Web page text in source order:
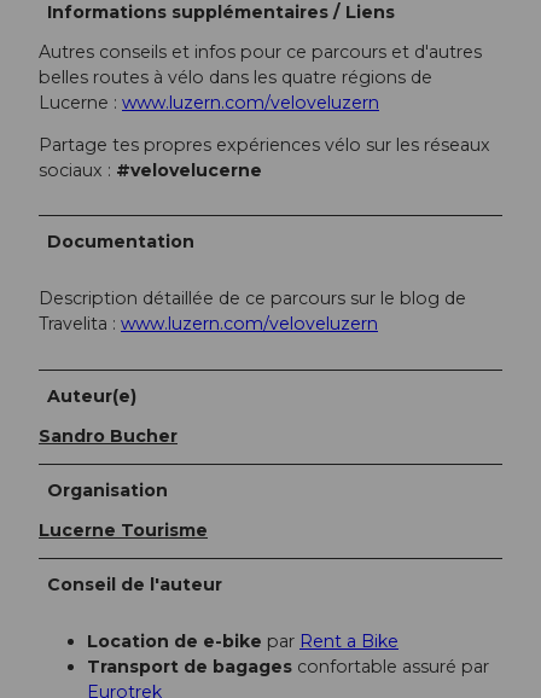
Informations supplémentaires / Liens
Autres conseils et infos pour ce parcours et d'autres
belles routes à vélo dans les quatre régions de
Lucerne : www.luzern.com/veloveluzern
Partage tes propres expériences vélo sur les réseaux
sociaux : #velovelucerne
Documentation
Description détaillée de ce parcours sur le blog de
Travelita : www.luzern.com/veloveluzern
Auteur(e)
Sandro Bucher
Organisation
Lucerne Tourisme
Conseil de l'auteur
Location de e-bike par Rent a Bike
Transport de bagages confortable assuré par
Eurotrek